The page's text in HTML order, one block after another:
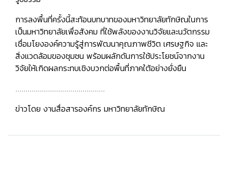
การลงพื้นที่ครั้งนี้สะท้อนบทบาทของมหาวิทยาลัยทักษิณในการ
เป็นมหาวิทยาลัยเพื่อสังคม ที่ใช้พลังของงานวิจัยและนวัตกรรม
เชื่อมโยงองค์ความรู้สู่การพัฒนาคุณภาพชีวิต เศรษฐกิจ และ
สิ่งแวดล้อมของชุมชน พร้อมผลักดันการใช้ประโยชน์จากงาน
วิจัยให้เกิดผลกระทบเชิงบวกต่อพื้นที่ภาคใต้อย่างยั่งยืน
............................................
ข่าวโดย งานสื่อสารองค์กร มหาวิทยาลัยทักษิณ